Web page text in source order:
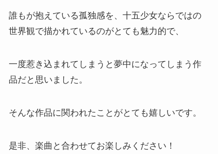
誰もが抱えている孤独感を、十五少女ならではの
世界観で描かれているのがとても魅力的で、
一度惹き込まれてしまうと夢中になってしまう作
品だと思いました。
そんな作品に関われたことがとても嬉しいです。
是非、楽曲と合わせてお楽しみください！